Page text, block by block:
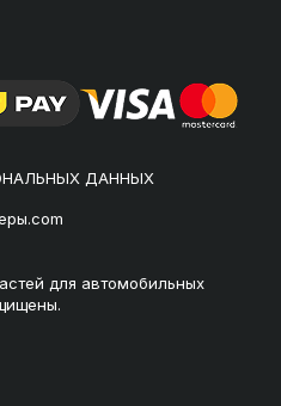
ДАННЫХ
для автомобильных